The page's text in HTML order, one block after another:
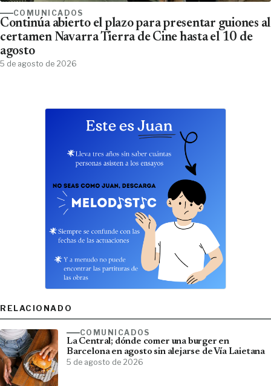
COMUNICADOS
Continúa abierto el plazo para presentar guiones al
certamen Navarra Tierra de Cine hasta el 10 de
agosto
5 de agosto de 2026
RELACIONADO
COMUNICADOS
La Central; dónde comer una burger en
Barcelona en agosto sin alejarse de Vía Laietana
5 de agosto de 2026